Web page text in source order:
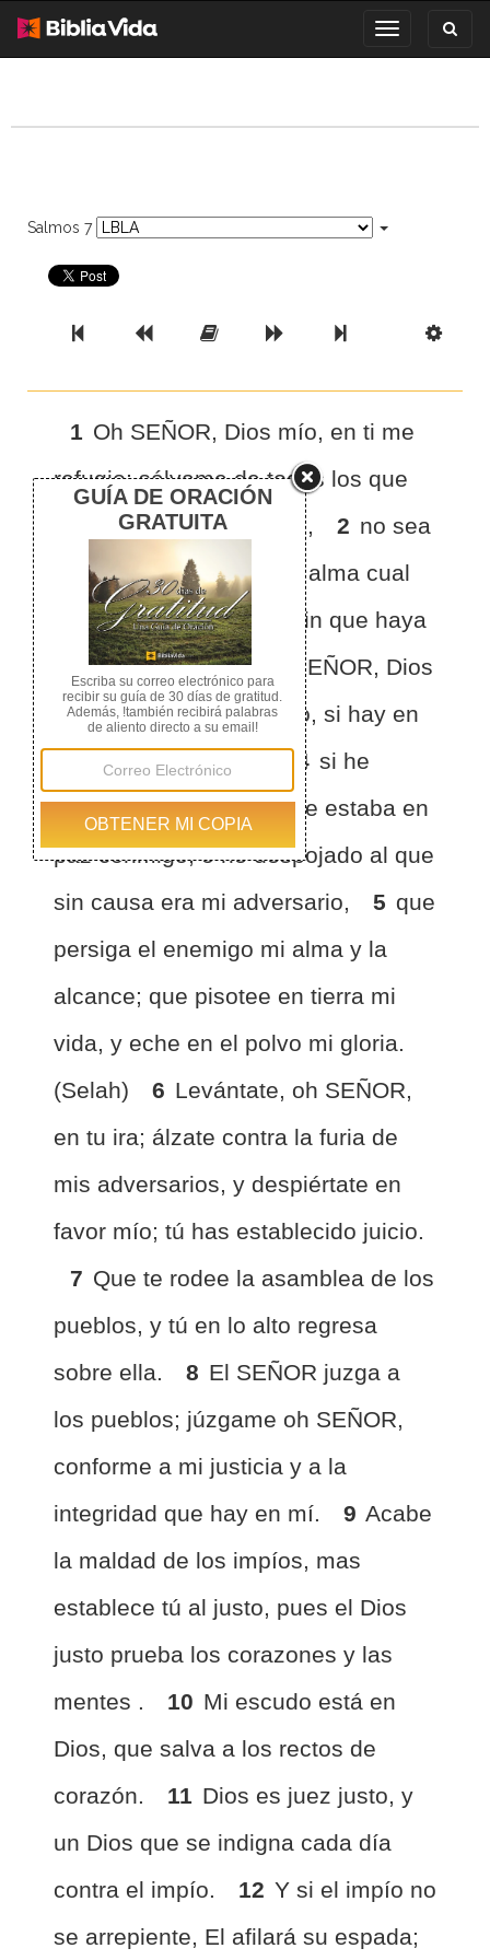
Toggle
navigation
Salmos 7
Previous BookPrevious Chapter
Read the Full Chapter
Next Chapter
Next Book
1 Oh SEÑOR, Dios mío, en ti me
refugio; sálvame de todos los que
me persiguen, y líbrame,
2 no sea
que alguno desgarre mi alma cual
león, despedazándola sin que haya
quien me libre.
3
Oh SEÑOR, Dios
mío, si yo he hecho esto, si hay en
mis manos injusticia,
4 si he
pagado con el mal al que estaba en
paz conmigo, o he despojado al que
sin causa era mi adversario,
5 que
persiga el enemigo mi alma y la
alcance; que pisotee en tierra mi
vida, y eche en el polvo mi gloria.
(Selah)
6 Levántate, oh SEÑOR,
en tu ira; álzate contra la furia de
mis adversarios, y despiértate en
favor mío; tú has establecido juicio.
7 Que te rodee la asamblea de los
pueblos, y tú en lo alto regresa
sobre ella.
8 El SEÑOR juzga a
los pueblos; júzgame oh SEÑOR,
conforme a mi justicia y a la
integridad que hay en mí.
9 Acabe
la maldad de los impíos, mas
establece tú al justo, pues el Dios
justo prueba los corazones y las
mentes .
10 Mi escudo está en
Dios, que salva a los rectos de
corazón.
11 Dios es juez justo, y
un Dios que se indigna cada día
contra el impío.
12 Y si el impío no
se arrepiente, El afilará su espada;